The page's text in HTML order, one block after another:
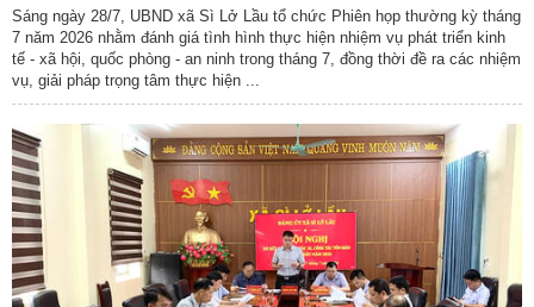
Sáng ngày 28/7, UBND xã Sì Lở Lầu tổ chức Phiên họp thường kỳ tháng
7 năm 2026 nhằm đánh giá tình hình thực hiện nhiệm vụ phát triển kinh
tế - xã hội, quốc phòng - an ninh trong tháng 7, đồng thời đề ra các nhiệm
vụ, giải pháp trọng tâm thực hiện ...